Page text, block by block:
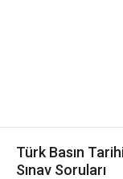
Türk Basın
Sınav Soruları